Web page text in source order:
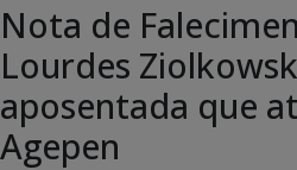
Nota de
Lourdes
aposentada que
Agepen